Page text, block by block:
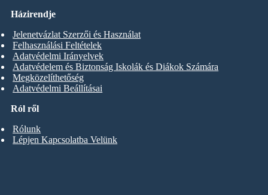
Ról ről
Rólunk
Lépjen Kapcsolatba Velünk
Házirendje
Jelenetvázlat Szerzői és Használat
Felhasználási Feltételek
Adatvédelmi Irányelvek
Adatvédelem és Biztonság Iskolák és Diákok Számára
Megközelíthetőség
Adatvédelmi Beállításai